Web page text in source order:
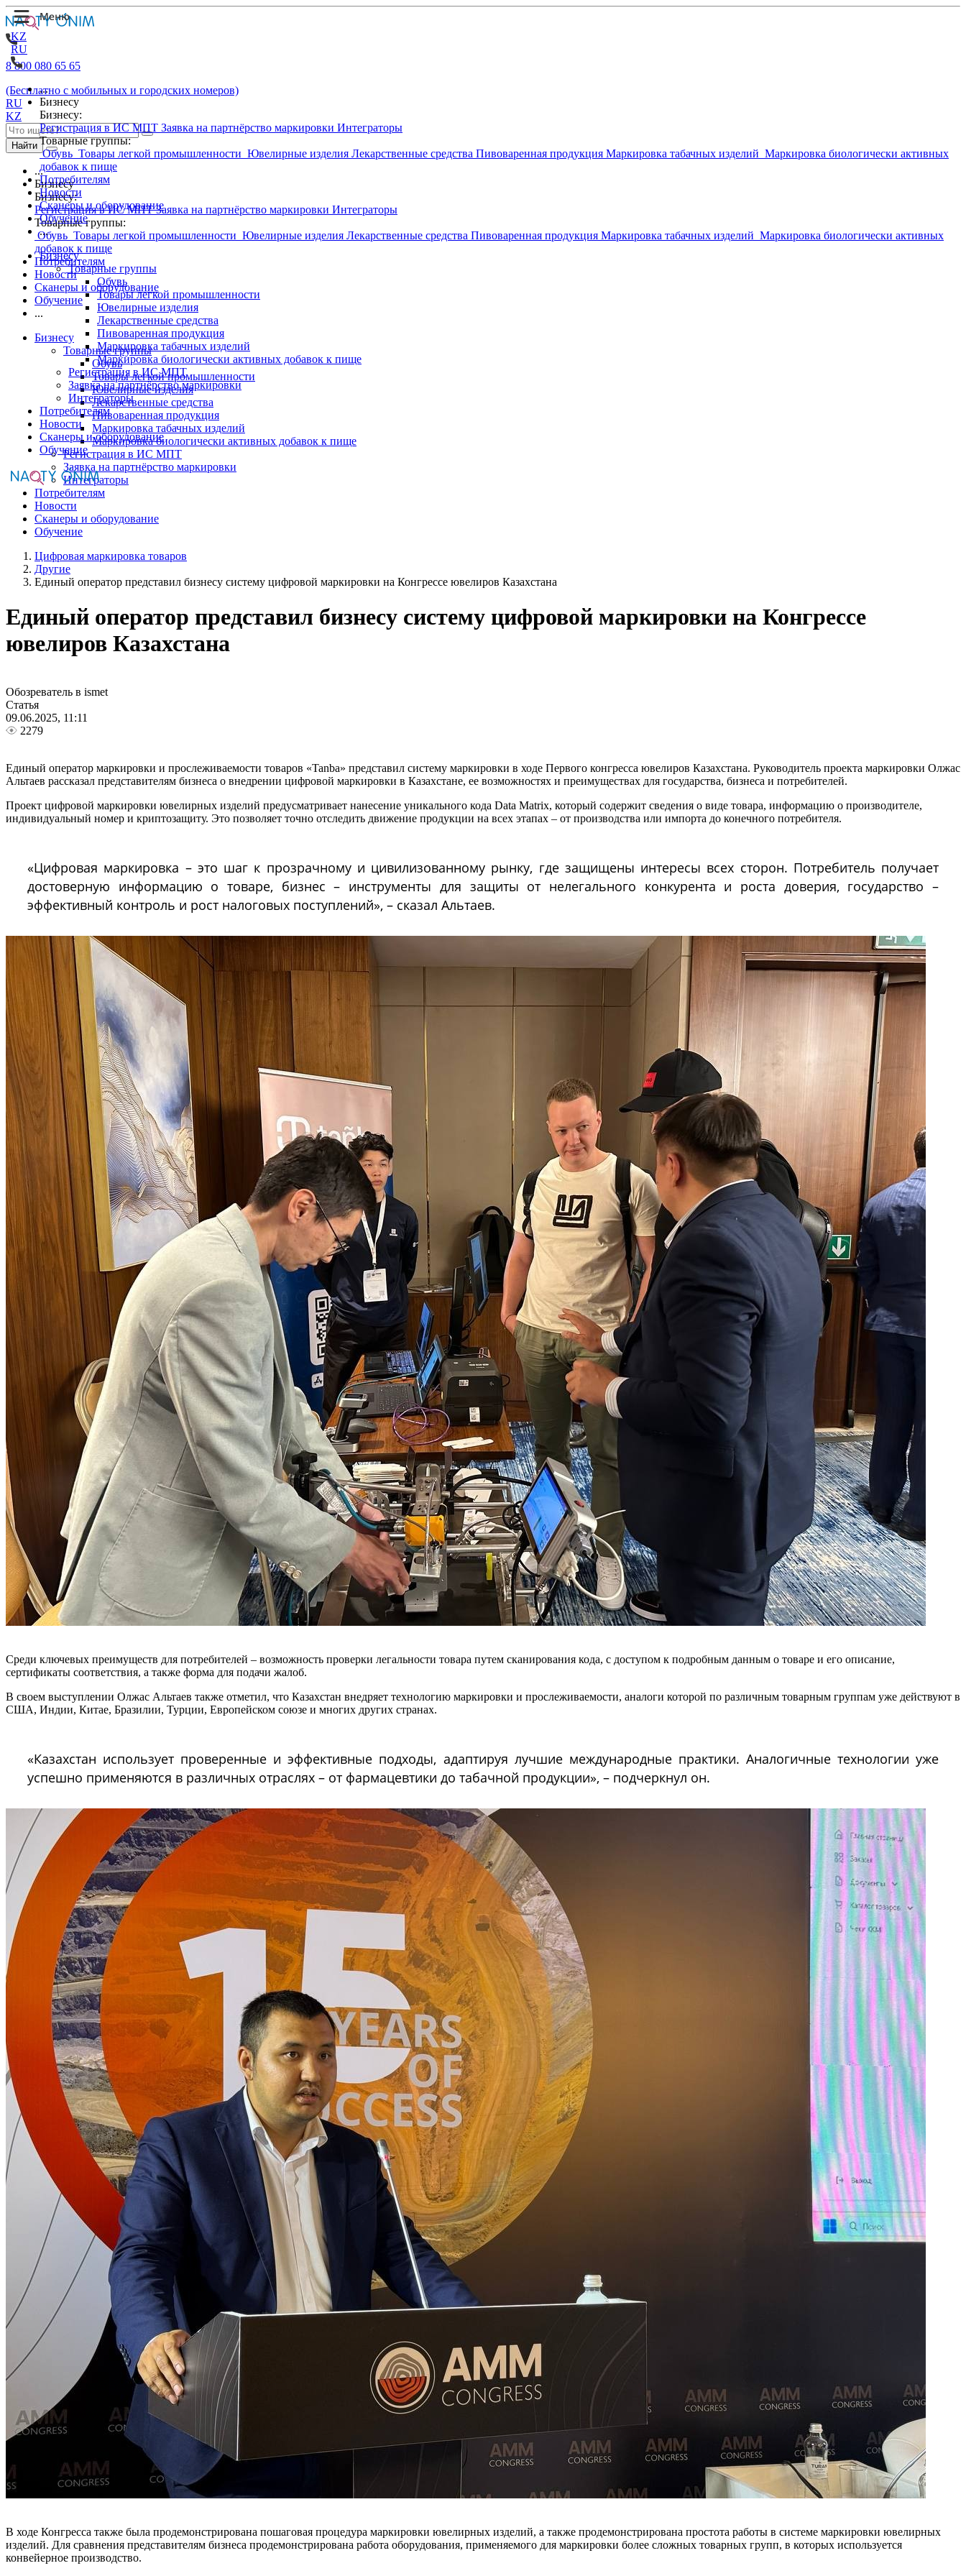
KZ
RU
...
Бизнесу
Бизнесу:
Регистрация в ИС МПТ Заявка на партнёрство маркировки Интеграторы
Товарные группы:
Обувь Товары легкой промышленности Ювелирные изделия Лекарственные средства Пивоваренная продукция Маркировка табачных изделий Маркировка биологически активных
добавок к пище
Потребителям
Новости
Сканеры и оборудование
Обучение
...
Бизнесу
Товарные группы
Обувь
Товары легкой промышленности
Ювелирные изделия
Лекарственные средства
Пивоваренная продукция
Маркировка табачных изделий
Маркировка биологически активных добавок к пище
Регистрация в ИС МПТ
Заявка на партнёрство маркировки
Интеграторы
Потребителям
Новости
Сканеры и оборудование
Обучение
8 800 080 65 65
(Бесплатно с мобильных и городских номеров)
RU
KZ
Найти
...
Бизнесу
Бизнесу:
Регистрация в ИС МПТЗаявка на партнёрство маркировки Интеграторы
Товарные группы:
Обувь Товары легкой промышленности Ювелирные изделия Лекарственные средства Пивоваренная продукция Маркировка табачных изделий Маркировка биологически активных
добавок к пище
Потребителям
Новости
Сканеры и оборудование
Обучение
...
Бизнесу
Товарные группы
Обувь
Товары легкой промышленности
Ювелирные изделия
Лекарственные средства
Пивоваренная продукция
Маркировка табачных изделий
Маркировка биологически активных добавок к пище
Регистрация в ИС МПТ
Заявка на партнёрство маркировки
Интеграторы
Потребителям
Новости
Сканеры и оборудование
Обучение
Цифровая маркировка товаров
Другие
Единый оператор представил бизнесу систему цифровой маркировки на Конгрессе ювелиров Казахстана
Единый оператор представил бизнесу систему цифровой маркировки на Конгрессе
ювелиров Казахстана
Обозреватель в ismet
Статья
09.06.2025, 11:11
2279
Единый оператор маркировки и прослеживаемости товаров «Tanba» представил систему маркировки в ходе Первого конгресса ювелиров Казахстана. Руководитель проекта маркировки Олжас
Альтаев рассказал представителям бизнеса о внедрении цифровой маркировки в Казахстане, ее возможностях и преимуществах для государства, бизнеса и потребителей.
Проект цифровой маркировки ювелирных изделий предусматривает нанесение уникального кода Data Matrix, который содержит сведения о виде товара, информацию о производителе,
индивидуальный номер и криптозащиту. Это позволяет точно отследить движение продукции на всех этапах – от производства или импорта до конечного потребителя.
«Цифровая маркировка – это шаг к прозрачному и цивилизованному рынку, где защищены интересы всех сторон. Потребитель получает
достоверную информацию о товаре, бизнес – инструменты для защиты от нелегального конкурента и роста доверия, государство –
эффективный контроль и рост налоговых поступлений», – сказал Альтаев.
Среди ключевых преимуществ для потребителей – возможность проверки легальности товара путем сканирования кода, с доступом к подробным данным о товаре и его описание,
сертификаты соответствия, а также форма для подачи жалоб.
В своем выступлении Олжас Альтаев также отметил, что Казахстан внедряет технологию маркировки и прослеживаемости, аналоги которой по различным товарным группам уже действуют в
США, Индии, Китае, Бразилии, Турции, Европейском союзе и многих других странах.
«Казахстан использует проверенные и эффективные подходы, адаптируя лучшие международные практики. Аналогичные технологии уже
успешно применяются в различных отраслях – от фармацевтики до табачной продукции», – подчеркнул он.
В ходе Конгресса также была продемонстрирована пошаговая процедура маркировки ювелирных изделий, а также продемонстрирована простота работы в системе маркировки ювелирных
изделий. Для сравнения представителям бизнеса продемонстрирована работа оборудования, применяемого для маркировки более сложных товарных групп, в которых используется
конвейерное производство.